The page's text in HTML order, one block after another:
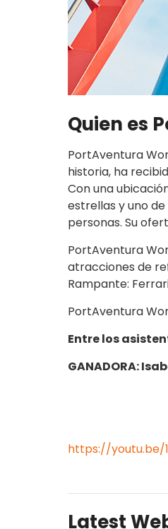
Quien es
PortAventura
historia, ha
Con una
estrellas y uno
personas. Su
PortAventura
atracciones de
Rampante:
PortAventura
Entre los
GANADORA:
https://youtu.be/
Latest